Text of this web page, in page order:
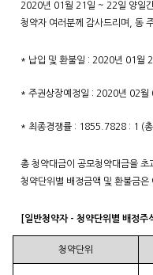
2020년 01월 21일 ~ 22일 양일
청약자 여러분께 감사드리며, 동
* 납입 및 환불일 : 2020년 01월
* 주권상장예정일 : 2020년 02월
* 최종경쟁률 : 1855.7828 : 1 (
총 청약대금이 공모청약대금을
청약단위별 배정금액 및 환불금은
[일반청약자 - 청약단위별 배정주
청약단위